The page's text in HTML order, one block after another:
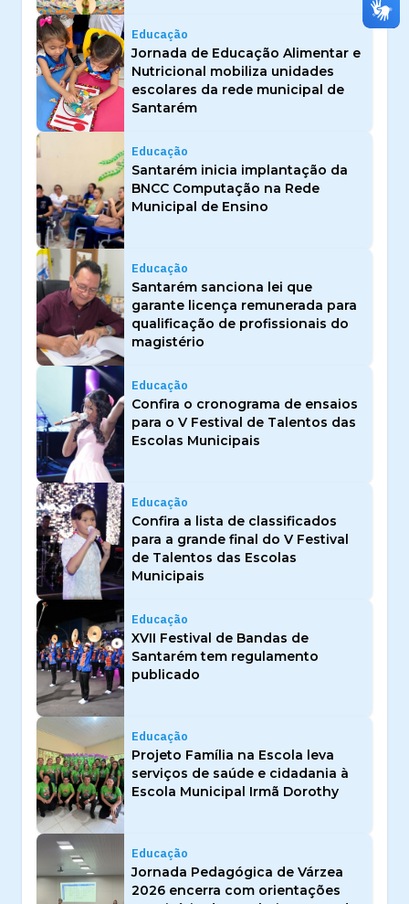
Educação
Jornada de Educação Alimentar e
Nutricional mobiliza unidades
escolares da rede municipal de
Santarém
Educação
Santarém inicia implantação da
BNCC Computação na Rede
Municipal de Ensino
Educação
Santarém sanciona lei que
garante licença remunerada para
qualificação de profissionais do
magistério
Educação
Confira o cronograma de ensaios
para o V Festival de Talentos das
Escolas Municipais
Educação
Confira a lista de classificados
para a grande final do V Festival
de Talentos das Escolas
Municipais
Educação
XVII Festival de Bandas de
Santarém tem regulamento
publicado
Educação
Projeto Família na Escola leva
serviços de saúde e cidadania à
Escola Municipal Irmã Dorothy
Educação
Jornada Pedagógica de Várzea
2026 encerra com orientações